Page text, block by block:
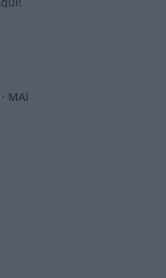
· MAI